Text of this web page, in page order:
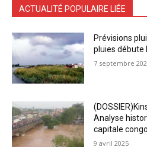
ACTUALITÉ POPULAIRE LIÉE
Prévisions
pluies débute
7 septembre
Analyse
capitale
9 avril 2025